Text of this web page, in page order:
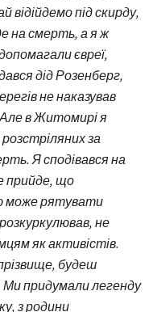
відійдемо під скирду,
на смерть, а я ж
євреї,
дід Розенберг,
не наказував
Але в Житомирі я
за
Я сподівався на
прийде, що
може рятувати
не
як активістів.
будеш
Ми придумали легенду
з родини